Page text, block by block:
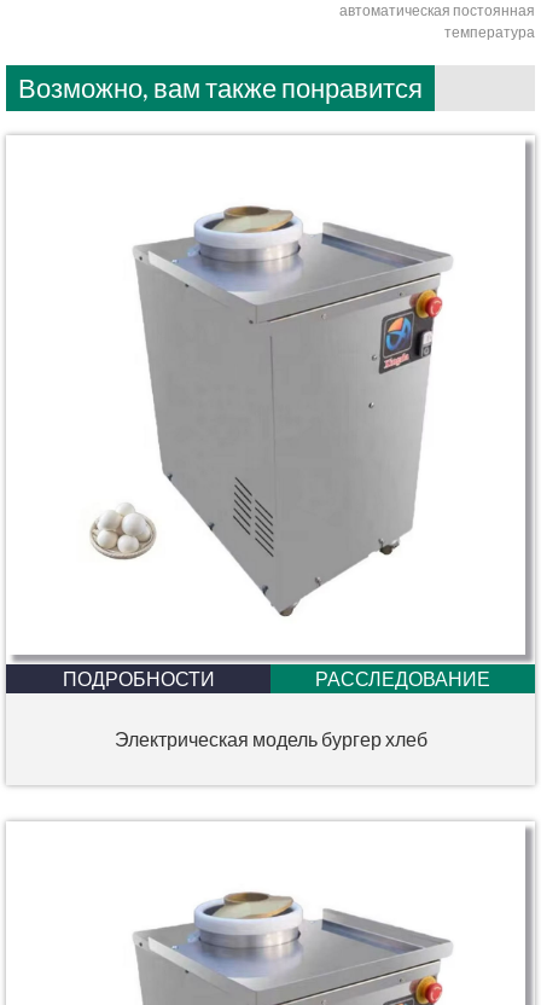
автоматическая постоянная
температура
Возможно, вам также понравится
ПОДРОБНОСТИ РАССЛЕДОВАНИЕ
Электрическая модель бургер хлеб